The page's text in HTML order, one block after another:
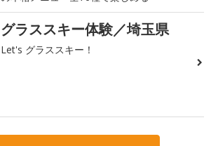
グラススキー体験／埼玉県
Let's グラススキー！